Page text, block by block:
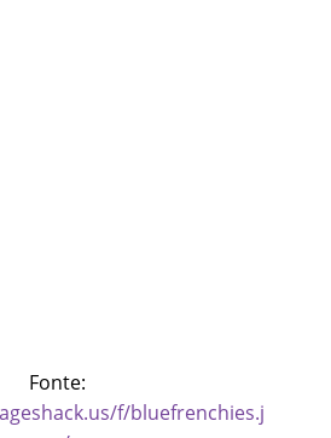
Fonte:
f/bluefrenchies.j